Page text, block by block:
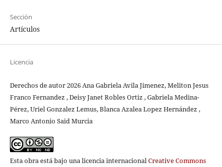
Sección
Artículos
Licencia
Derechos de autor 2026 Ana Gabriela Avila Jimenez, Meliton Jesus
Franco Fernandez , Deisy Janet Robles Ortiz , Gabriela Medina-
Pérez, Uriel Gonzalez Lemus, Blanca Azalea Lopez Hernández ,
Marco Antonio Said Murcia
Esta obra está bajo una licencia internacionalCreative Commons